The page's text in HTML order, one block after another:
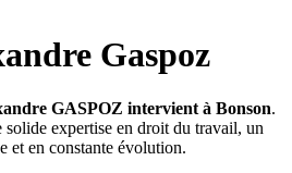
Gaspoz
GASPOZ intervient à Bonson.
solide expertise en droit du travail, un
et en constante évolution.